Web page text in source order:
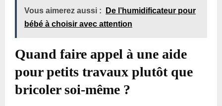
Vous aimerez aussi :
De l’humidificateur pour
bébé à choisir avec attention
Quand faire appel à une aide
pour petits travaux plutôt que
bricoler soi-même ?